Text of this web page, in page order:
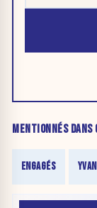
MENTIONNÉS DANS
ENGAGÉS